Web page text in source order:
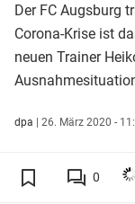
Der FC Augsburg
Corona-Krise ist
neuen Trainer
dpa | 26. März 2020 -
0